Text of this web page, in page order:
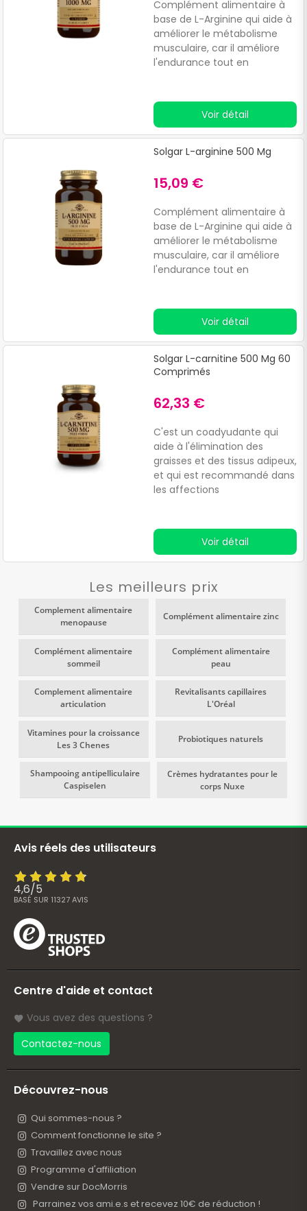
Complément alimentaire à
base de L-Arginine qui aide à
améliorer le métabolisme
musculaire, car il améliore
l'endurance tout en
et efficace.Améliore les
performances et la
récupération musculaire
après
végétaliens.
Voir détail
Solgar L-arginine 500 Mg
15,09 €
Complément alimentaire à
base de L-Arginine qui aide à
améliorer le métabolisme
musculaire, car il améliore
l'endurance tout en
et efficace.Améliore les
performances et la
récupération musculaire
après
l'entraînement.Convient aux
Voir détail
Solgar L-carnitine 500 Mg 60
Comprimés
62,33 €
C'est un coadyudante qui
aide à l'élimination des
graisses et des tissus adipeux,
et qui est recommandé dans
les affections
végétaliens. Complément
alimentaire végétal.
Voir détail
Les meilleurs prix
Complement alimentaire
menopause
Complément alimentaire zinc
Complément alimentaire
sommeil
Complément alimentaire
peau
Complement alimentaire
articulation
Revitalisants capillaires
L'Oréal
Vitamines pour la croissance
Les 3 Chenes
Probiotiques naturels
Shampooing antipelliculaire
Caspiselen
Crèmes hydratantes pour le
corps Nuxe
Avis réels des utilisateurs
4,6/5
BASÉ SUR 11327AVIS
Centre d'aide et contact
Vous avez des questions ?
Contactez-nous
Découvrez-nous
Qui sommes-nous ?
Comment fonctionne le site ?
Travaillez avec nous
Programme d'affiliation
Vendre sur DocMorris
Parrainez vos ami.e.s et recevez 10€ de réduction !